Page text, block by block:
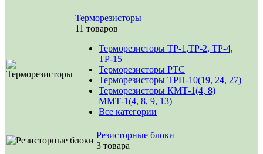
Терморезисторы
11 товаров
Терморезисторы ТР-1,ТР-2, ТР-4,
ТР-15
Терморезисторы РТС
Терморезисторы ТРП-10(19, 24, 27)
Терморезисторы КМТ-1(4, 8)
ММТ-1(4, 8, 9, 13)
Все категории
Резисторные блоки
3 товара